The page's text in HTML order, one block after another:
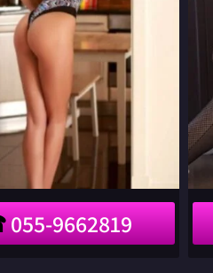
055-9662819